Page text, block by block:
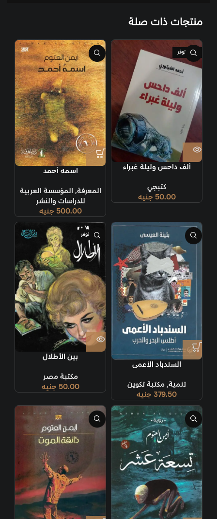
منتجات ذات صلة
غير متوفر
ألف داحس وليلة غبراء
كتبجي
50.00 جنيه
اسمه أحمد
المعرفة, المؤسسة العربية
للدراسات والنشر
500.00 جنيه
السندباد الأعمى
تنمية, مكتبة تكوين
379.50 جنيه
غير متوفر
بين الأطلال
مكتبة مصر
50.00 جنيه